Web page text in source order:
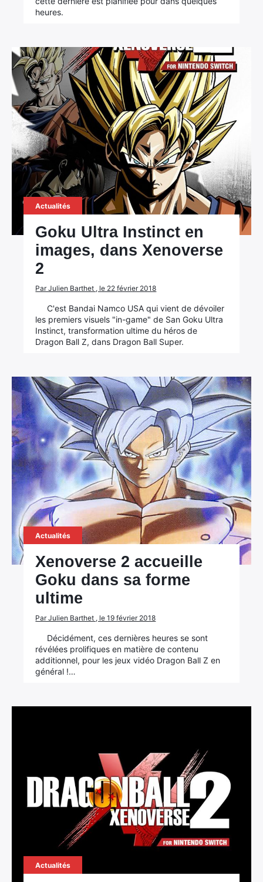
heures.
Actualités
Goku Ultra Instinct en
images, dans Xenoverse
2
Par Julien Barthet , le 22 février 2018
C'est Bandai Namco USA qui vient de dévoiler
les premiers visuels "in-game" de San Goku Ultra
Instinct, transformation ultime du héros de
Dragon Ball Z, dans Dragon Ball Super.
Actualités
Xenoverse 2 accueille
Goku dans sa forme
ultime
Par Julien Barthet , le 19 février 2018
Décidément, ces dernières heures se sont
révélées prolifiques en matière de contenu
additionnel, pour les jeux vidéo Dragon Ball Z en
général !…
Actualités